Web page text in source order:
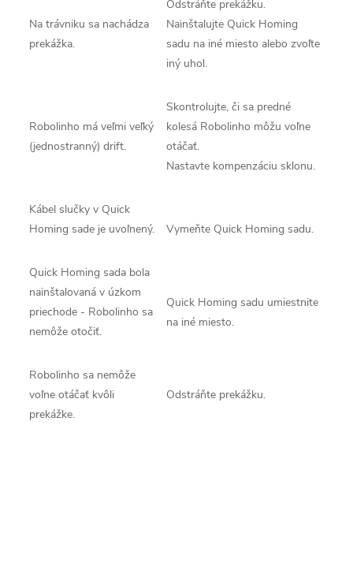
Na trávniku sa nachádza
prekážka.
Odstráňte prekážku.
Nainštalujte Quick Homing
sadu na iné miesto alebo zvoľte
iný uhol.
Robolinho má veľmi veľký
(jednostranný) drift.
Skontrolujte, či sa predné
kolesá Robolinho môžu voľne
otáčať.
Nastavte kompenzáciu sklonu.
Kábel slučky v Quick
Homing sade je uvoľnený.
Vymeňte Quick Homing sadu.
Quick Homing sada bola
nainštalovaná v úzkom
priechode - Robolinho sa
nemôže otočiť.
Quick Homing sadu umiestnite
na iné miesto.
Robolinho sa nemôže
voľne otáčať kvôli
prekážke.
Odstráňte prekážku.